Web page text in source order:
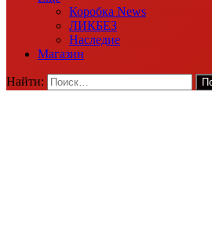
Коробка News
ЛИКБЕЗ
Наследие
Магазин
Найти: